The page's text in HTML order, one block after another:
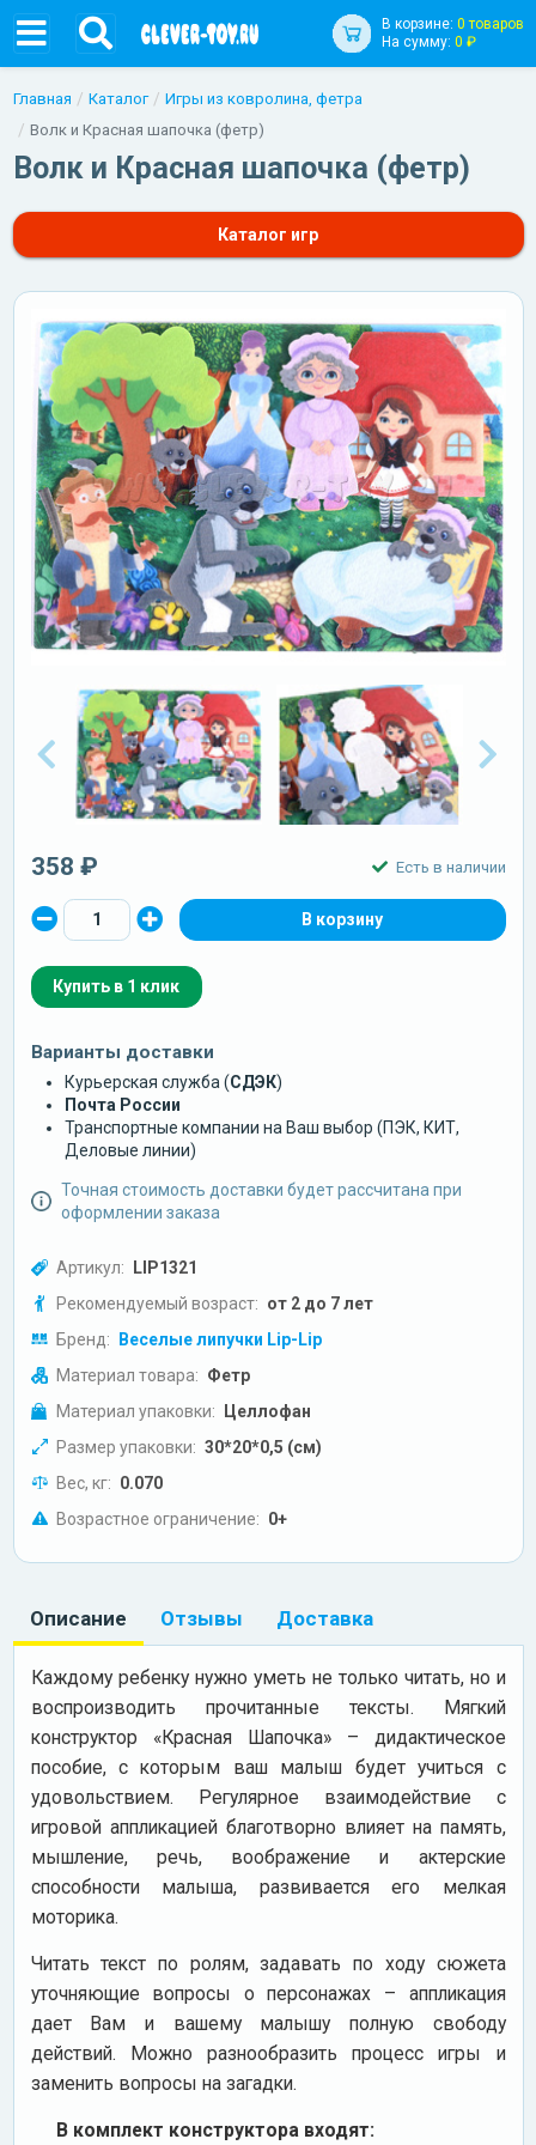
В корзине: 0 товаров
На сумму: 0 ₽
Главная Каталог
Игры из ковролина, фетра
Волк и Красная шапочка (фетр)
Волк и Красная шапочка (фетр)
Каталог игр
358 ₽ Есть в наличии
Купить в 1 клик
Варианты доставки
Курьерская служба (СДЭК)
Почта России
Транспортные компании на Ваш выбор (ПЭК, КИТ,
Деловые линии)
Точная стоимость доставки будет рассчитана при
оформлении заказа
Артикул: LIP1321
Рекомендуемый возраст: от 2 до 7 лет
Бренд: Веселые липучки Lip-Lip
Материал товара: Фетр
Материал упаковки: Целлофан
Размер упаковки: 30*20*0,5 (см)
Вес, кг: 0.070
Возрастное ограничение: 0+
Описание Отзывы Доставка
Каждому ребенку нужно уметь не только читать, но и
воспроизводить прочитанные тексты. Мягкий
конструктор «Красная Шапочка» – дидактическое
пособие, с которым ваш малыш будет учиться с
удовольствием. Регулярное взаимодействие с
игровой аппликацией благотворно влияет на память,
мышление, речь, воображение и актерские
способности малыша, развивается его мелкая
моторика.
Читать текст по ролям, задавать по ходу сюжета
уточняющие вопросы о персонажах – аппликация
дает Вам и вашему малышу полную свободу
действий. Можно разнообразить процесс игры и
заменить вопросы на загадки.
В комплект конструктора входят: